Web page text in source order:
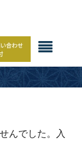
んでした。入